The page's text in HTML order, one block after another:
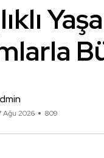
Ağu 2026 809